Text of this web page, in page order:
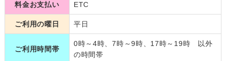
料金お支払い ETC
ご利用の曜日 平日
ご利用時間帯
0時～4時、7時～9時、17時～19時 以外
の時間帯